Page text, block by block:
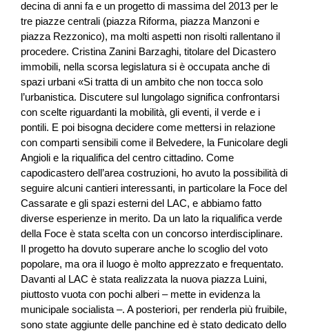
decina di anni fa e un progetto di massima del 2013 per le
tre piazze centrali (piazza Riforma, piazza Manzoni e
piazza Rezzonico), ma molti aspetti non risolti rallentano il
procedere. Cristina Zanini Barzaghi, titolare del Dicastero
immobili, nella scorsa legislatura si è occupata anche di
spazi urbani «Si tratta di un ambito che non tocca solo
l’urbanistica. Discutere sul lungolago significa confrontarsi
con scelte riguardanti la mobilità, gli eventi, il verde e i
pontili. E poi bisogna decidere come mettersi in relazione
con comparti sensibili come il Belvedere, la Funicolare degli
Angioli e la riqualifica del centro cittadino. Come
capodicastero dell’area costruzioni, ho avuto la possibilità di
seguire alcuni cantieri interessanti, in particolare la Foce del
Cassarate e gli spazi esterni del LAC, e abbiamo fatto
diverse esperienze in merito. Da un lato la riqualifica verde
della Foce è stata scelta con un concorso interdisciplinare.
Il progetto ha dovuto superare anche lo scoglio del voto
popolare, ma ora il luogo è molto apprezzato e frequentato.
Davanti al LAC è stata realizzata la nuova piazza Luini,
piuttosto vuota con pochi alberi – mette in evidenza la
municipale socialista –. A posteriori, per renderla più fruibile,
sono state aggiunte delle panchine ed è stato dedicato dello